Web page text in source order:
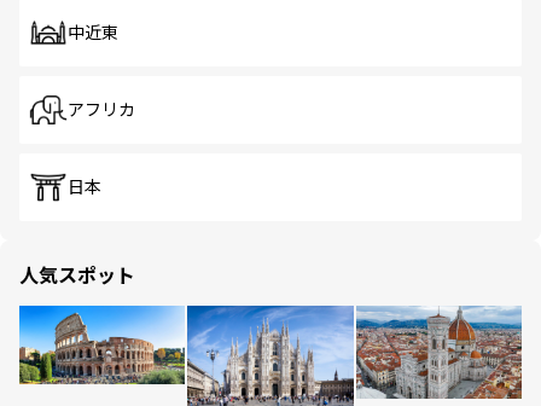
中近東
アフリカ
日本
人気スポット